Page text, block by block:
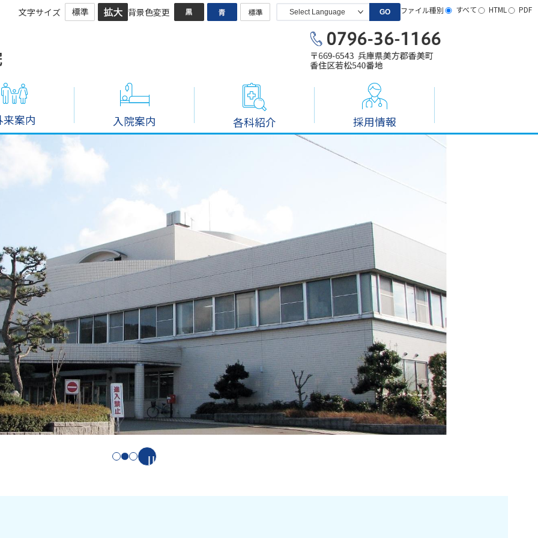
文字サイズ 背景色変更 GO ファイル種別 すべて HTML PDF
来案内 入院案内 各科紹介 採用情報